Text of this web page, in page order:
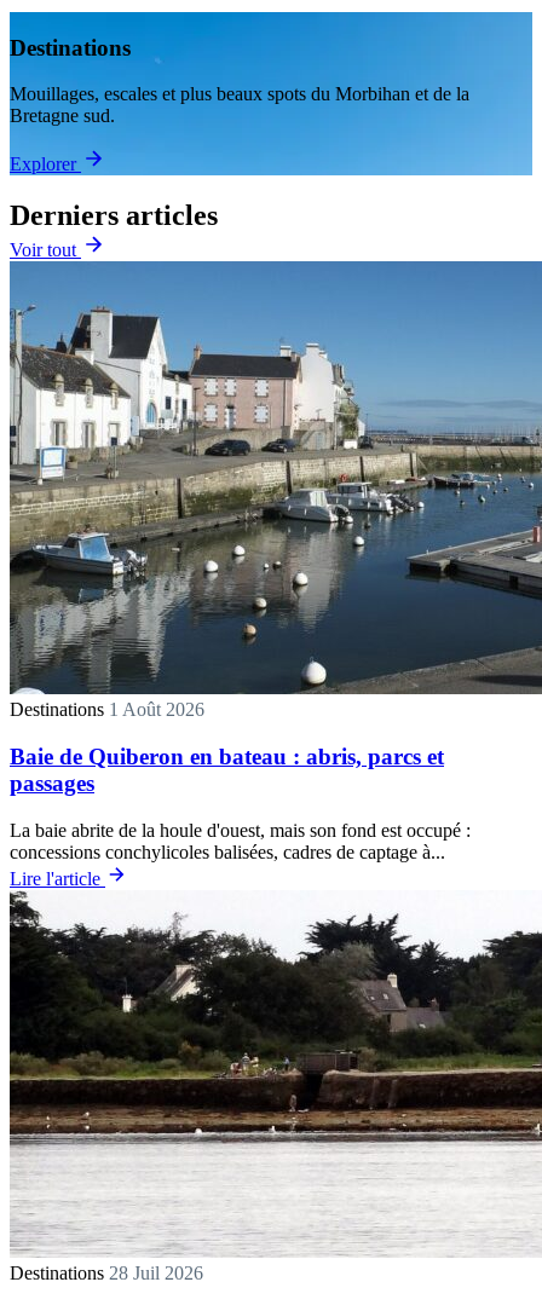
Destinations
Mouillages, escales et plus beaux spots du Morbihan et de la
Bretagne sud.
Explorer
Derniers articles
Voir tout
Destinations 1 Août 2026
Baie de Quiberon en bateau : abris, parcs et
passages
La baie abrite de la houle d'ouest, mais son fond est occupé :
concessions conchylicoles balisées, cadres de captage à...
Lire l'article
Destinations 28 Juil 2026